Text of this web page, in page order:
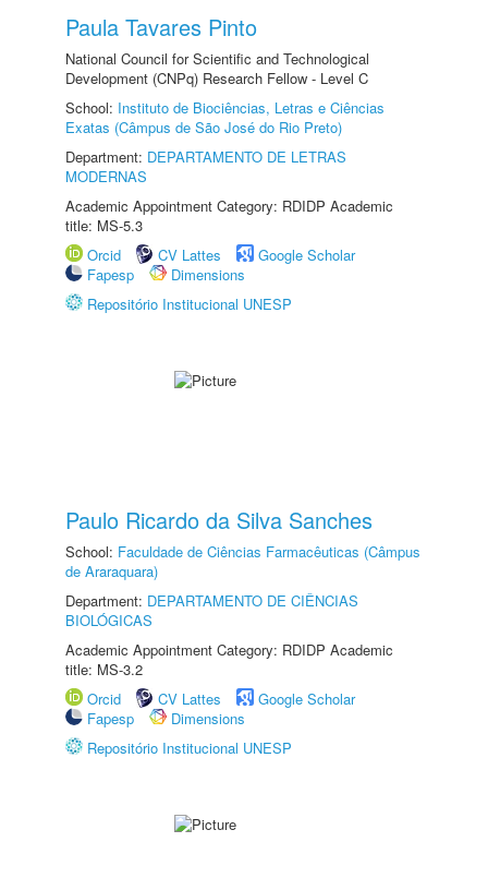
Paula Tavares Pinto
National Council for Scientific and Technological
Development (CNPq) Research Fellow - Level C
School: Instituto de Biociências, Letras e Ciências
Exatas (Câmpus de São José do Rio Preto)
Department: DEPARTAMENTO DE LETRAS
MODERNAS
Academic Appointment Category: RDIDP Academic
title: MS-5.3
Orcid
CV Lattes
Google Scholar
Fapesp
Dimensions
Repositório Institucional UNESP
Paulo Ricardo da Silva Sanches
School: Faculdade de Ciências Farmacêuticas (Câmpus
de Araraquara)
Department: DEPARTAMENTO DE CIÊNCIAS
BIOLÓGICAS
Academic Appointment Category: RDIDP Academic
title: MS-3.2
Orcid
CV Lattes
Google Scholar
Fapesp
Dimensions
Repositório Institucional UNESP